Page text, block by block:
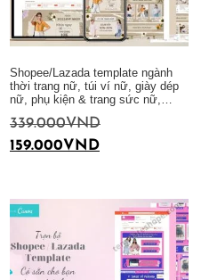
Shopee/Lazada template ngành
thời trang nữ, túi ví nữ, giày dép
nữ, phụ kiện & trang sức nữ,…
339.000VND
159.000VND